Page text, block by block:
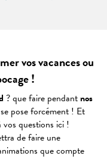
vos vacances ou
!
? que faire pendant nos
pose forcément ! Et
vos questions ici !
de faire une
que compte